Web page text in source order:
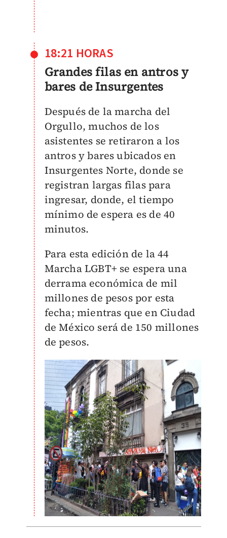
18:21 HORAS
Grandes filas en antros y
bares de Insurgentes
Después de la marcha del
Orgullo, muchos de los
asistentes se retiraron a los
antros y bares ubicados en
Insurgentes Norte, donde se
registran largas filas para
ingresar, donde, el tiempo
mínimo de espera es de 40
minutos.
Para esta edición de la 44
Marcha LGBT+ se espera una
derrama económica de mil
millones de pesos por esta
fecha; mientras que en Ciudad
de México será de 150 millones
de pesos.